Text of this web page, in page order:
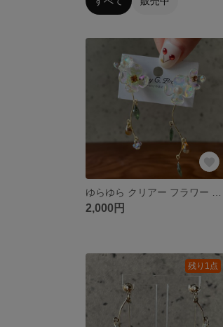
2,000円
残り1点